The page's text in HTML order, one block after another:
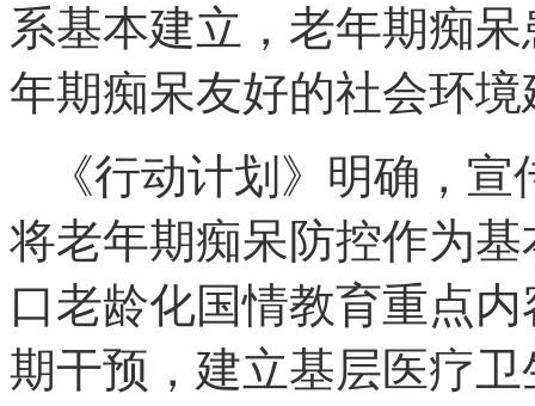
系基本建立，老年期痴
年期痴呆友好的社会环
《行动计划》明确，
将老年期痴呆防控作为
口老龄化国情教育重点
期干预，建立基层医疗